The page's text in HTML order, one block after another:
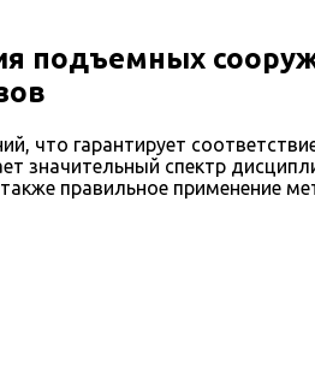
подъемных
что гарантирует
значительный спектр
правильное применение